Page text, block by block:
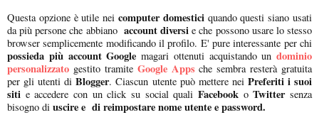
Questa opzione è utile nei computer domesticiquando questi siano usati
da più persone che abbiano account diversi e che possono usare lo stesso
browser semplicemente modificando il profilo. E' pure interessante per chi
possieda più account Google magari ottenuti acquistando un dominio
personalizzato gestito tramite Google Appsche sembra resterà gratuita
per gli utenti diBlogger. Ciascun utente può mettere nei Preferiti i suoi
siti e accedere con un click su social quali Facebook oTwittersenza
bisogno di uscire e di reimpostare nome utente e password.